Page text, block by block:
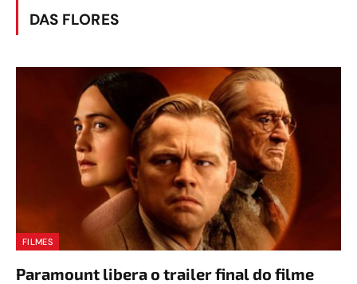
DAS FLORES
FILMES
Paramount libera o trailer final do filme